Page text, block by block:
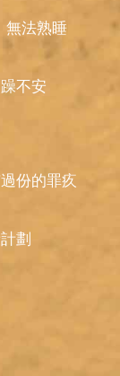
無法熟睡
不安
份的罪疚
劃